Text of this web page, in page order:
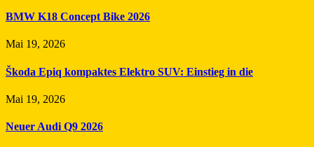
BMW K18 Concept Bike 2026
Mai 19, 2026
Škoda Epiq kompaktes Elektro SUV: Einstieg in die
Mai 19, 2026
Neuer Audi Q9 2026